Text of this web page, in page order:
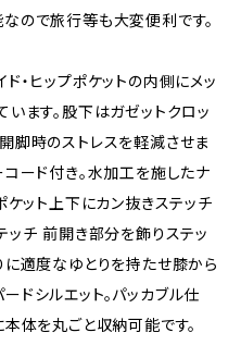
ので旅行等も大変便利です。
・ヒップポケットの内側にメッ
ます。股下はガゼットクロッ
脚時のストレスを軽減させま
ード付き。水加工を施したナ
ット上下にカン抜きステッチ
ッチ 前開き部分を飾りステッ
に適度なゆとりを持たせ膝から
ドシルエット。パッカブル仕
体を丸ごと収納可能です。